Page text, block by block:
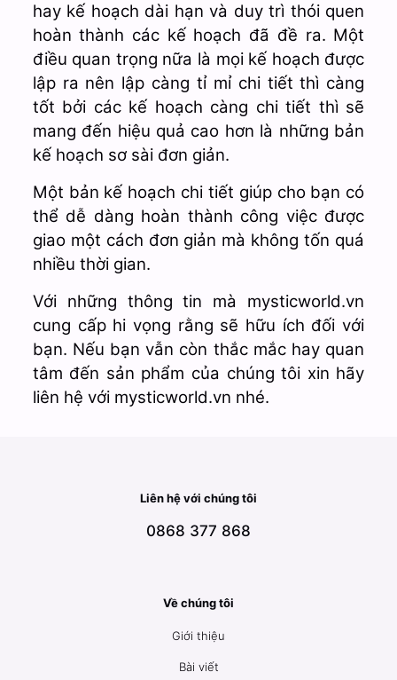
hay kế hoạch dài hạn và duy trì thói quen
hoàn thành các kế hoạch đã đề ra. Một
điều quan trọng nữa là mọi kế hoạch được
lập ra nên lập càng tỉ mỉ chi tiết thì càng
tốt bởi các kế hoạch càng chi tiết thì sẽ
mang đến hiệu quả cao hơn là những bản
kế hoạch sơ sài đơn giản.
Một bản kế hoạch chi tiết giúp cho bạn có
thể dễ dàng hoàn thành công việc được
giao một cách đơn giản mà không tốn quá
nhiều thời gian.
Với những thông tin mà mysticworld.vn
cung cấp hi vọng rằng sẽ hữu ích đối với
bạn. Nếu bạn vẫn còn thắc mắc hay quan
tâm đến sản phẩm của chúng tôi xin hãy
liên hệ với mysticworld.vn nhé.
Liên hệ với chúng tôi
0868 377 868
Về chúng tôi
Giới thiệu
Bài viết